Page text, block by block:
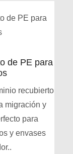
de PE para
recubierto
migración y
para
y envases